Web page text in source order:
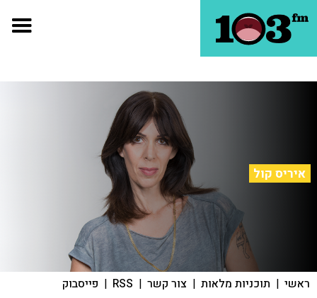
איריס קול
ראשי | תוכניות מלאות | צור קשר |
RSS
| פייסבוק